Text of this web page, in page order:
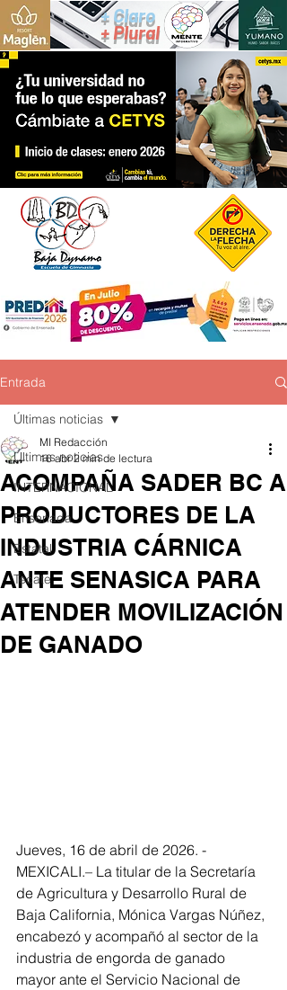
+ Claro
+ Plural
Entrada
Últimas noticias
INTERNACIONAL
Ensenada
Estatal
Tecate
Últimas noticias
ACOMPAÑA SADER BC A
PRODUCTORES DE LA
INDUSTRIA CÁRNICA
ANTE SENASICA PARA
ATENDER MOVILIZACIÓN
DE GANADO
MI Redacción
16 abr 2 min de lectura
Jueves, 16 de abril de 2026. -
MEXICALI.– La titular de la Secretaría
de Agricultura y Desarrollo Rural de
Baja California, Mónica Vargas Núñez,
encabezó y acompañó al sector de la
industria de engorda de ganado
mayor ante el Servicio Nacional de